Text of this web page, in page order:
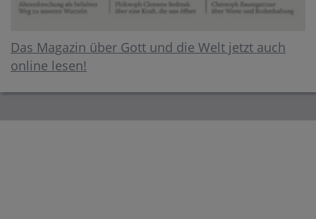
Das Magazin über Gott und die Welt jetzt auch
online lesen!